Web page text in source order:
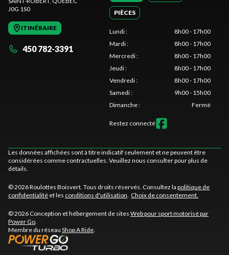
J0G 1S0
ITINÉRAIRE
450 782-3391
PIÈCES
Lundi:
8h00 - 17h00
Mardi:
8h00 - 17h00
Mercredi:
8h00 - 17h00
Jeudi:
8h00 - 17h00
Vendredi:
8h00 - 17h00
Samedi:
9h00 - 15h00
Dimanche: Fermé
Restez connecté
Les données affichées sont à titre indicatif seulement et ne peuvent être
considérées comme contractuelles. Veuillez nous consulter pour plus de
détails.
© 2026 Roulottes Boisvert. Tous droits réservés. Consultez la politique de
confidentialité et les conditions d'utilisation Choix de consentement.
© 2026 Conception et hébergement de sites Web pour sport motorisé par
Power Go
Membre du réseau Shop A Ride